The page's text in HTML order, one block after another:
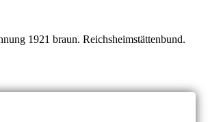
1921 braun. Reichsheimstättenbund.